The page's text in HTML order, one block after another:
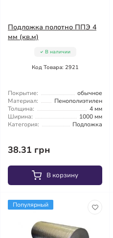
Подложка полотно ППЭ 4
мм (кв.м)
В наличии
Код Товара: 2921
Покрытие:
обычное
Материал:
Пенополиэтилен
Толщина:
4 мм
Ширина:
1000 мм
Категория:
Подложка
38.31 грн
В корзину
Популярный